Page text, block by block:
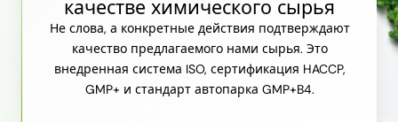
качестве химического сырья
Не слова, а конкретные действия подтверждают
качество предлагаемого нами сырья. Это
внедренная система ISO, сертификация HACCP,
GMP+ и стандарт автопарка GMP+B4.